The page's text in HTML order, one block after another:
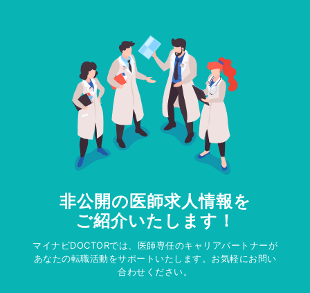
非公開の医師求人情報を
ご紹介いたします！
マイナビDOCTORでは、医師専任のキャリアパートナーが
あなたの転職活動をサポートいたします。お気軽にお問い
合わせください。